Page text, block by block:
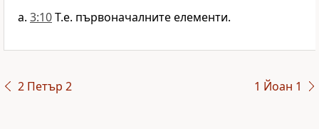
3:10Т.е. първоначалните елементи.
2 Петър 2 1 Йоан 1